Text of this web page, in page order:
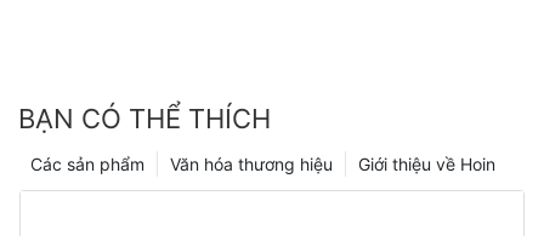
BẠN CÓ THỂ THÍCH
Giới thiệu về Hoin
Văn hóa thương hiệu
Các sản phẩm